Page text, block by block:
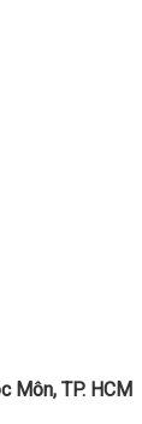
Môn, TP. HCM